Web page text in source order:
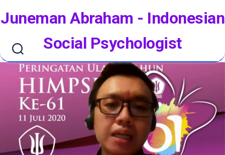
Juneman Abraham - Indonesian
Social Psychologist